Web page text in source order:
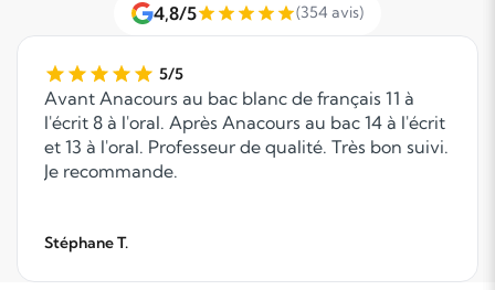
4,8/5
(354 avis)
5/5
Avant Anacours au bac blanc de français 11 à
l'écrit 8 à l'oral. Après Anacours au bac 14 à l'écrit
et 13 à l'oral. Professeur de qualité. Très bon suivi.
Je recommande.
Stéphane T.